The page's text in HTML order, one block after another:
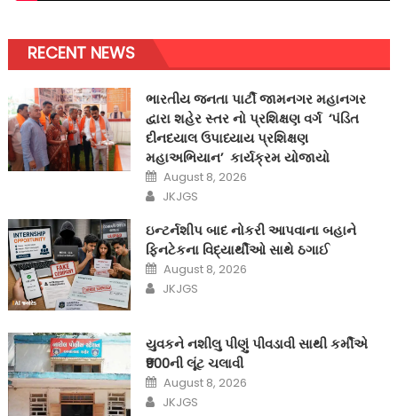
RECENT NEWS
ભારતીય જનતા પાર્ટી જામનગર મહાનગર
દ્વારા શહેર સ્તર નો પ્રશિક્ષણ વર્ગ ‘પંડિત
દીનદયાલ ઉપાધ્યાય પ્રશિક્ષણ
મહાઅભિયાન’ કાર્યક્રમ યોજાયો
Posted
on
August 8, 2026
Author
JKJGS
ઇન્ટર્નશીપ બાદ નોકરી આપવાના બહાને
ફિનટેકના વિદ્યાર્થીઓ સાથે ઠગાઈ
Posted
on
August 8, 2026
Author
JKJGS
યુવકને નશીલુ પીણું પીવડાવી સાથી કર્મીએ
₹900ની લૂંટ ચલાવી
Posted
on
August 8, 2026
Author
JKJGS